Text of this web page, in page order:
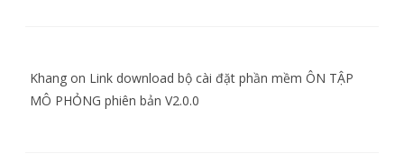
Khang on Link download bộ cài đặt phần mềm ÔN TẬP
MÔ PHỎNG phiên bản V2.0.0